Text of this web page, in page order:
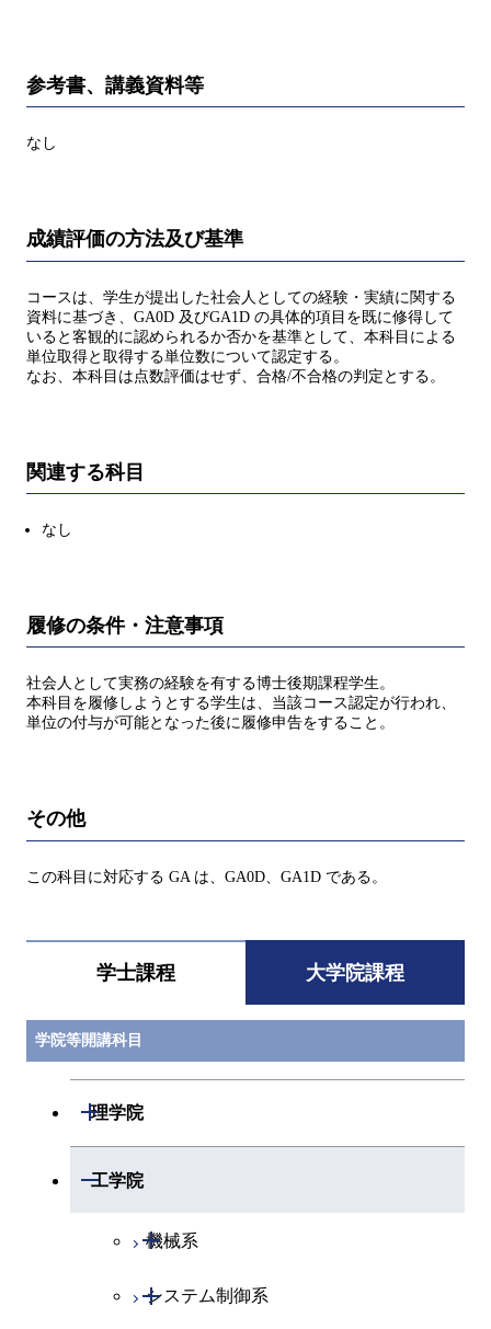
参考書、講義資料等
なし
成績評価の方法及び基準
コースは、学生が提出した社会人としての経験・実績に関する
資料に基づき、GA0D 及びGA1D の具体的項目を既に修得して
いると客観的に認められるか否かを基準として、本科目による
単位取得と取得する単位数について認定する。
なお、本科目は点数評価はせず、合格/不合格の判定とする。
関連する科目
なし
履修の条件・注意事項
社会人として実務の経験を有する博士後期課程学生。
本科目を履修しようとする学生は、当該コース認定が行われ、
単位の付与が可能となった後に履修申告をすること。
その他
この科目に対応する GA は、GA0D、GA1D である。
学士課程 大学院課程
学院等開講科目
理学院
開閉
物理学系
物理学コース
化学系
工学院
開閉
機械系
開閉
機械コース
システム制御系
開閉